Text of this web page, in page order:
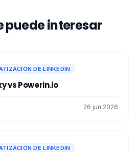
puede interesar
DE LINKEDIN
vs Powerin.io
26 jun 2026
DE LINKEDIN